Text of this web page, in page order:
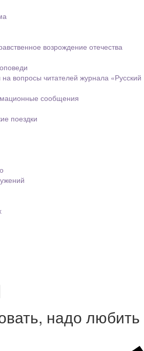
возрождение отечества
вопросы читателей журнала «Русский
сообщения
поездки
надо любить